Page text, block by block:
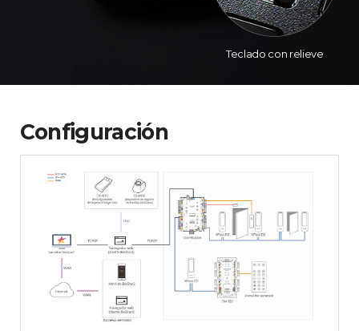
Teclado con relieve
Configuración